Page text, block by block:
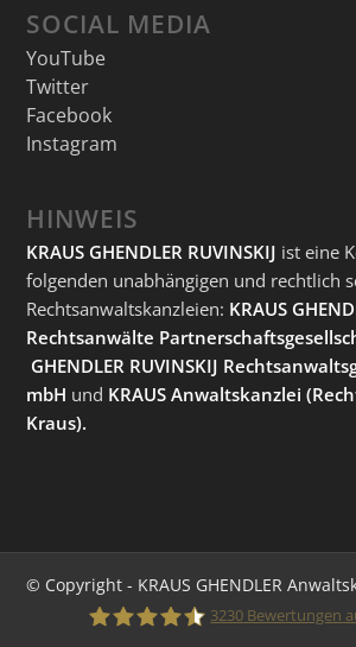
SOCIAL MEDIA
YouTube
Twitter
Facebook
Instagram
HINWEIS
KRAUS GHENDLER RUVINSKIJ ist eine
folgenden unabhängigen und rechtlich
Rechtsanwaltskanzleien: KRAUS
Rechtsanwälte
GHENDLER RUVINSKIJ
mbH und KRAUS Anwaltskanzlei
Kraus).
© Copyright - KRAUS GHENDLER
3230 Bewertungen